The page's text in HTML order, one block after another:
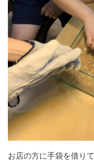
お店の方に手袋を借りて